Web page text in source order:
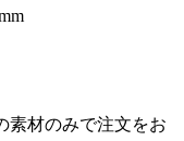
素材のみで注文をお